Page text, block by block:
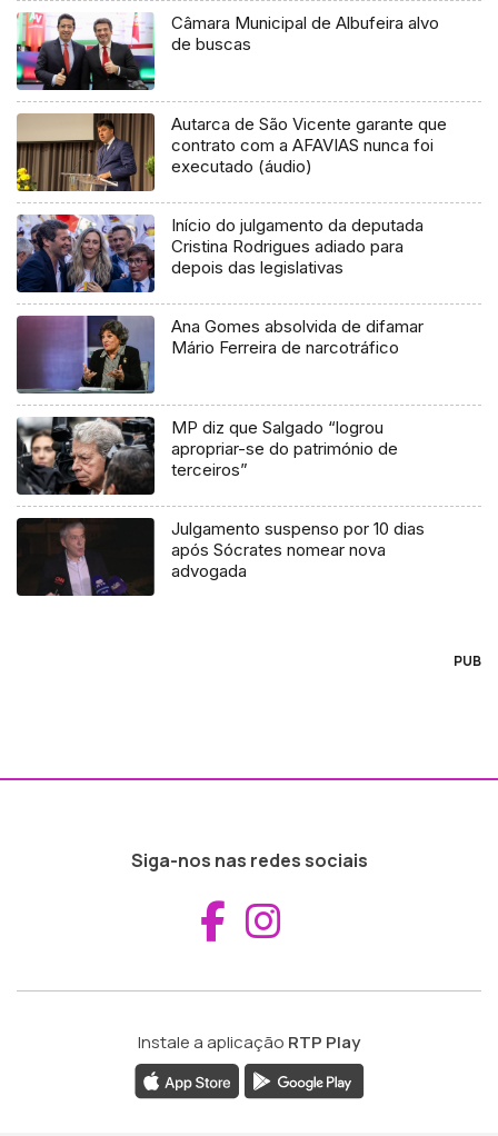
Câmara Municipal de Albufeira alvo
de buscas
Autarca de São Vicente garante que
contrato com a AFAVIAS nunca foi
executado (áudio)
Início do julgamento da deputada
Cristina Rodrigues adiado para
depois das legislativas
Ana Gomes absolvida de difamar
Mário Ferreira de narcotráfico
MP diz que Salgado “logrou
apropriar-se do património de
terceiros”
Julgamento suspenso por 10 dias
após Sócrates nomear nova
advogada
PUB
Siga-nos nas redes sociais
Aceder ao
Instale a aplicação RTP Play